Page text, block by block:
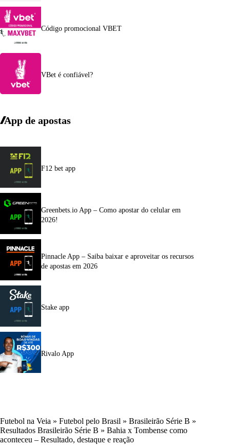
Código promocional VBET
VBet é confiável?
App de apostas
F12 bet app
Greenbets.io App – Como apostar do celular em
2026!
Pinnacle App – Saiba baixar e aproveitar os recursos
de apostas em 2026
Stake app
Rivalo App
Futebol na Veia » Futebol pelo Brasil » Brasileirão Série B »
Resultados Brasileirão Série B » Bahia x Tombense como
aconteceu – Resultado, destaque e reação